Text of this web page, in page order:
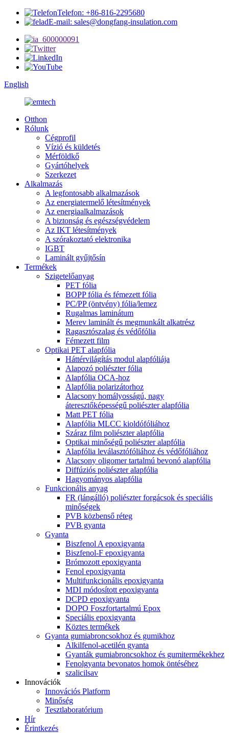
Telefon: +86-816-2295680
E-mail: sales@dongfang-insulation.com
English
Otthon
Rólunk
Cégprofil
Vízió és küldetés
Mérföldkő
Gyártóhelyek
Szerkezet
Alkalmazás
A legfontosabb alkalmazások
Az energiatermelő létesítmények
Az energiaalkalmazások
A biztonság és egészségvédelem
Az IKT létesítmények
A szórakoztató elektronika
IGBT
Laminált gyűjtősín
Termékek
Szigetelőanyag
PET fólia
BOPP fólia és fémezett fólia
PC/PP (öntvény) fólia/lemez
Rugalmas laminátum
Merev laminált és megmunkált alkatrész
Ragasztószalag és védőfólia
Fémezett film
Optikai PET alapfólia
Háttérvilágítás modul alapfóliája
Alapozó poliészter fólia
Alapfólia OCA-hoz
Alapfólia polarizátorhoz
Alacsony homályosságú, nagy
áteresztőképességű poliészter alapfólia
Matt PET fólia
Alapfólia MLCC kioldófóliához
Száraz film poliészter alapfólia
Optikai minőségű poliészter alapfólia
Alapfólia leválasztófóliához és védőfóliához
Alacsony oligomer tartalmú bevonó alapfólia
Diffúziós poliészter alapfólia
Hagyományos alapfólia
Funkcionális anyag
FR (lángálló) poliészter forgácsok és speciális
minőségek
PVB közbenső réteg
PVB gyanta
Gyanta
Biszfenol A epoxigyanta
Biszfenol-F epoxigyanta
Brómozott epoxigyanta
Fenol epoxigyanta
Multifunkcionális epoxigyanta
MDI módosított epoxigyanta
DCPD epoxigyanta
DOPO Foszfortartalmú Epox
Speciális epoxigyanta
Köztes termékek
Gyanta gumiabroncsokhoz és gumikhoz
Alkilfenol-acetilén gyanta
Gyanták gumiabroncsokhoz és gumitermékekhez
Fenolgyanta bevonatos homok öntéséhez
szalicilsav
Innovációk
Innovációs Platform
Minőség
Tesztlaboratórium
Hír
Érintkezés